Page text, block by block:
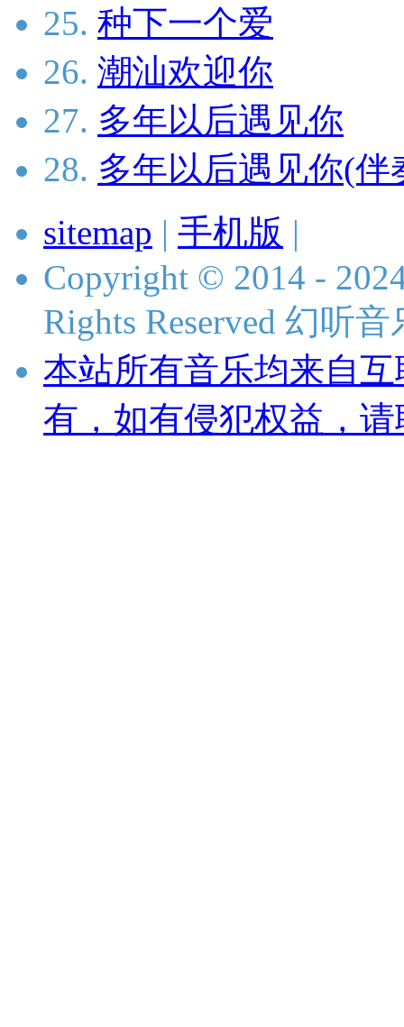
25. 种下一个爱
26. 潮汕欢迎你
27. 多年以后遇见你
28. 多年以后遇见你(伴
sitemap | 手机版 |
Copyright © 2014 -
Rights Reserved 幻听
本站所有音乐均来自
有，如有侵犯权益，